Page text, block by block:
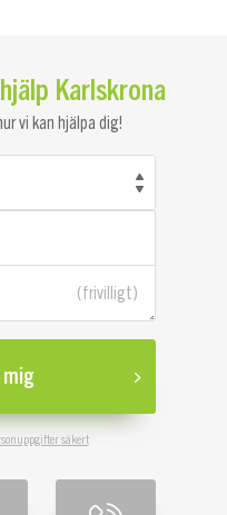
Karlskrona
vi kan hjälpa dig!
säkert